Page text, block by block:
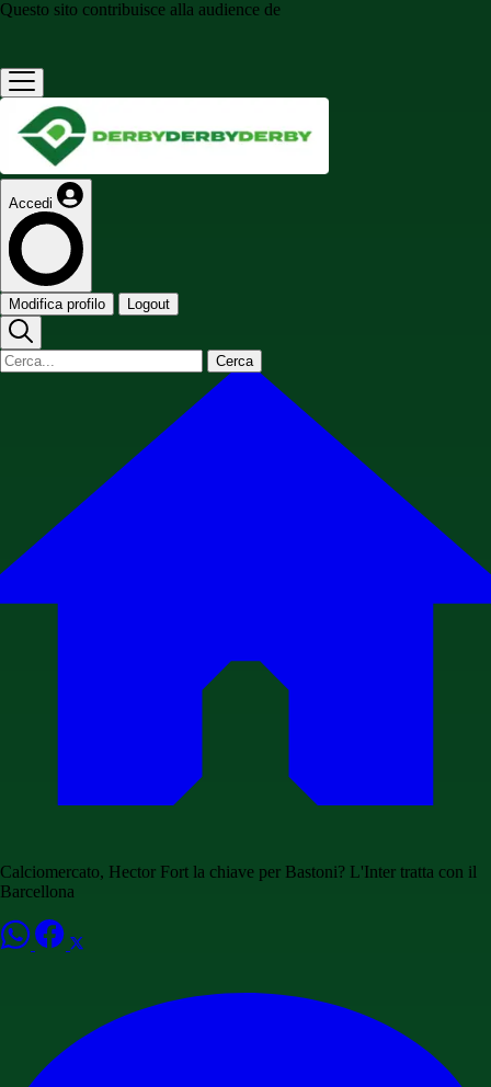
Questo sito contribuisce alla audience de
Accedi
Modifica profilo Logout
Cerca
Calciomercato, Hector Fort la chiave per Bastoni? L'Inter tratta con il
Barcellona